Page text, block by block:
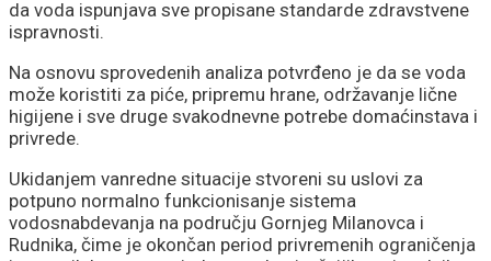
da voda ispunjava sve propisane standarde zdravstvene
ispravnosti.
Na osnovu sprovedenih analiza potvrđeno je da se voda
može koristiti za piće, pripremu hrane, održavanje lične
higijene i sve druge svakodnevne potrebe domaćinstava i
privrede.
Ukidanjem vanredne situacije stvoreni su uslovi za
potpuno normalno funkcionisanje sistema
vodosnabdevanja na području Gornjeg Milanovca i
Rudnika, čime je okončan period privremenih ograničenja